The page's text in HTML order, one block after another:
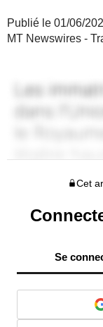
Publié le 01/06/
MT Newswires -
Cet
Se